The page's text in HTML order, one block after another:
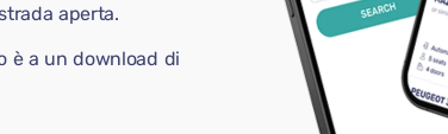
aperta.
è a un download di